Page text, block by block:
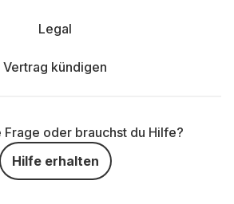
Legal
Vertrag kündigen
Frage oder brauchst du Hilfe?
Hilfe erhalten